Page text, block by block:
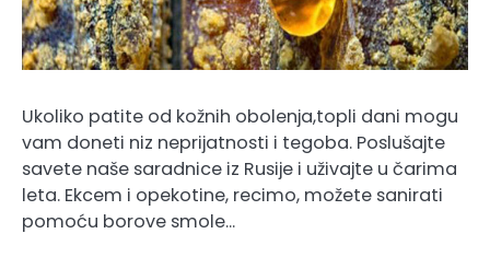
Ukoliko patite od kožnih obolenja,topli dani mogu
vam doneti niz neprijatnosti i tegoba. Poslušajte
savete naše saradnice iz Rusije i uživajte u čarima
leta. Ekcem i opekotine, recimo, možete sanirati
pomoću borove smole…